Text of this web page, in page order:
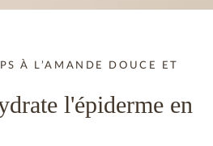
À L’AMANDE DOUCE ET
l'épiderme en